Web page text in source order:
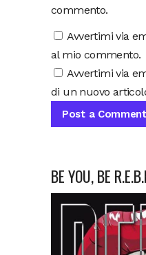
commento.
Avvertimi via
al mio commento.
Avvertimi via
di un nuovo
BE YOU, BE